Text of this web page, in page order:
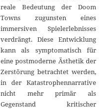
reale Bedeutung der Doom
Towns zugunsten eines
immersiven Spielerlebnisses
verdrängt. Diese Entwicklung
kann als symptomatisch für
eine postmoderne Ästhetik der
Zerstörung betrachtet werden,
in der Katastrophennarrative
nicht mehr primär als
Gegenstand kritischer